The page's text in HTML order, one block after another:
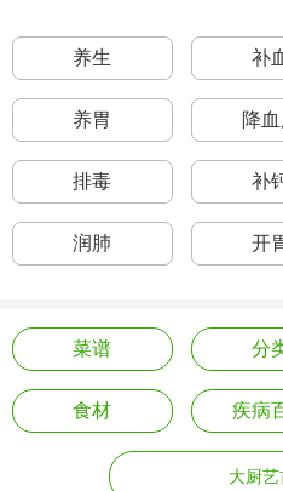
养生 补
养胃 降
排毒 补
润肺 开
菜谱 分
食材 疾病
大厨